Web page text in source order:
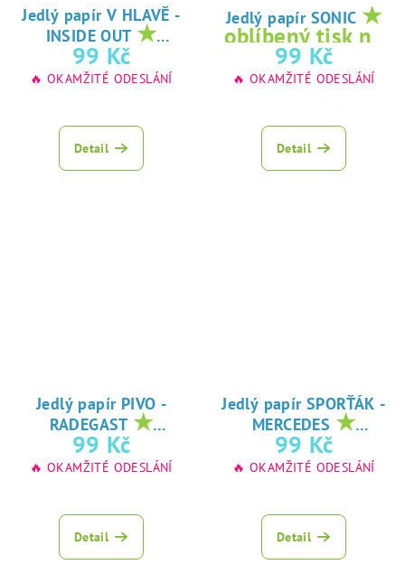
Jedlý papír V HLAVĚ -
INSIDE OUT ★
oblíbený tisk na
jedlý papír
99 Kč
🔥 OKAMŽITÉ ODESLÁNÍ
Detail
Jedlý papír SONIC ★
oblíbený tisk na
jedlý papír
99 Kč
🔥 OKAMŽITÉ ODESLÁNÍ
Detail
Jedlý papír PIVO -
RADEGAST ★
oblíbený tisk na
jedlý papír
99 Kč
🔥 OKAMŽITÉ ODESLÁNÍ
Detail
Jedlý papír SPORŤÁK -
MERCEDES ★
oblíbený tisk na
jedlý papír
99 Kč
🔥 OKAMŽITÉ ODESLÁNÍ
Detail